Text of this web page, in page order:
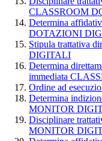
CLASSROOM
Determina
DOTAZIONI
Stipula trattativa
DIGITALI
Determina
immediata
Ordine ad
Determina
MONITOR
Disciplinare
MONITOR